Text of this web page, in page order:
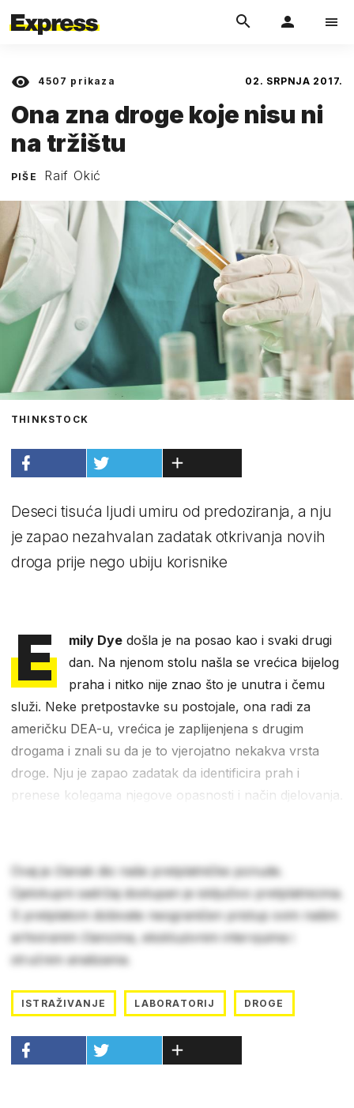
4507 prikaza 02. SRPNJA 2017.
Ona zna droge koje nisu ni
na tržištu
PIŠE Raif Okić
THINKSTOCK
Deseci tisuća ljudi umiru od predoziranja, a nju
je zapao nezahvalan zadatak otkrivanja novih
droga prije nego ubiju korisnike
E mily Dye došla je na posao kao i svaki drugi
dan. Na njenom stolu našla se vrećica bijelog
praha i nitko nije znao što je unutra i čemu
služi. Neke pretpostavke su postojale, ona radi za
američku DEA-u, vrećica je zaplijenjena s drugim
drogama i znali su da je to vjerojatno nekakva vrsta
droge. Nju je zapao zadatak da identificira prah i
prenese kolegama njegove opasnosti i način djelovanja.
Ovaj je članak dio naše pretplatničke ponude.
Cjelokupni sadržaj dostupan je isključivo pretplatnicima.
S pretplatom dobivate neograničen pristup svim našim
arhiviranim člancima, ekskluzivnim intervjuima i
stručnim analizama.
ISTRAŽIVANJE LABORATORIJ DROGE